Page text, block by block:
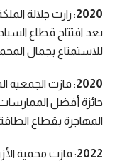
2020: زارت جلالة
بعد افتتاح قطاع
للاستمتاع بجمال
2020: فازت الجمعية
جائزة أفضل الممارسات
المهاجرة بقطاع
2022